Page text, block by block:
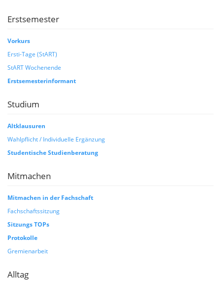
Erstsemester
Vorkurs
Ersti-Tage (StART)
StART Wochenende
Erstsemesterinformant
Studium
Altklausuren
Wahlpflicht / Individuelle Ergänzung
Studentische Studienberatung
Mitmachen
Mitmachen in der Fachschaft
Fachschaftssitzung
Sitzungs TOPs
Protokolle
Gremienarbeit
Alltag